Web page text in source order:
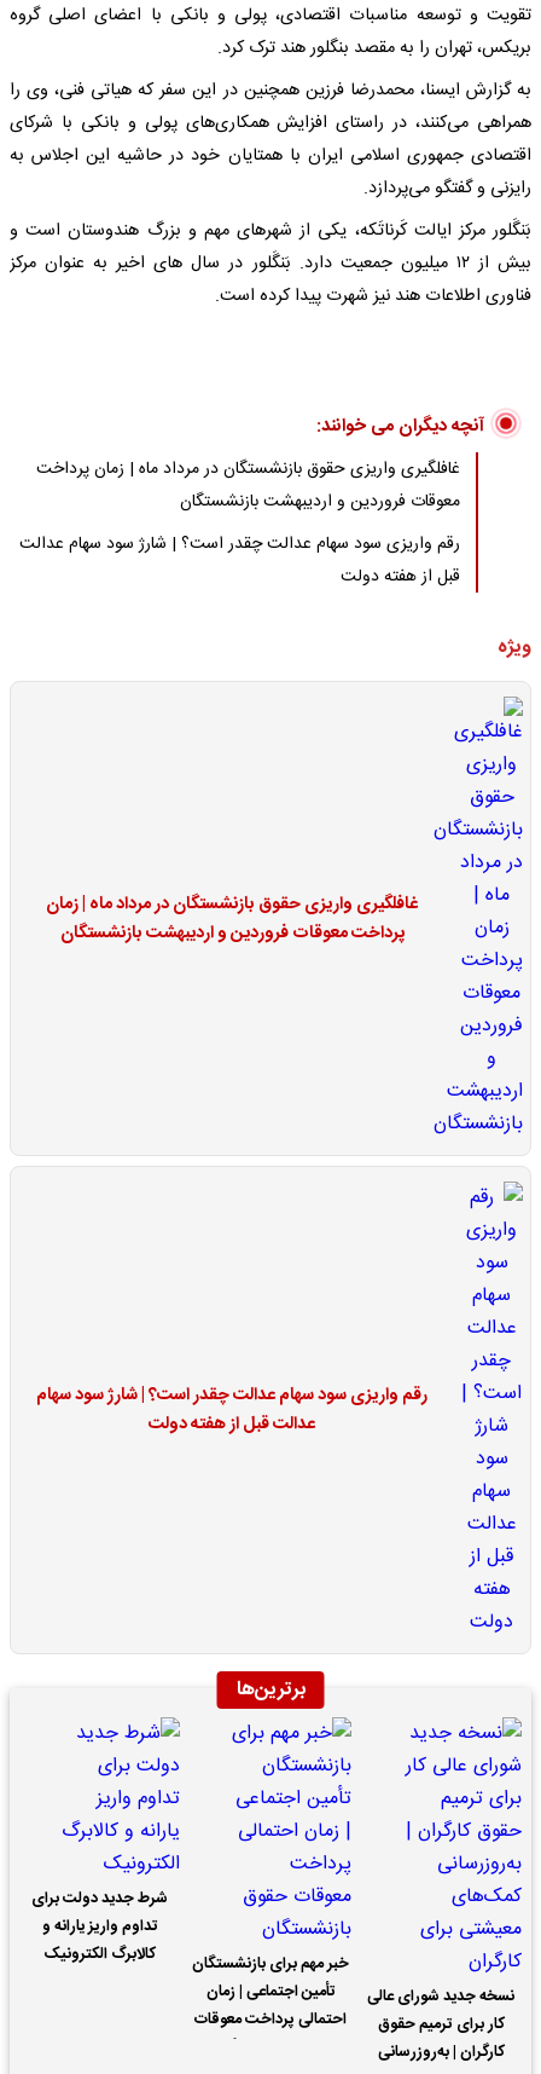
تقویت و توسعه مناسبات اقتصادی، پولی و بانکی با اعضای اصلی گروه
بریکس، تهران را به مقصد بنگلور هند ترک کرد.
به گزارش ایسنا، محمدرضا فرزین همچنین در این سفر که هیاتی فنی، وی را
همراهی می‌کنند، در راستای افزایش همکاری‌های پولی و بانکی با شرکای
اقتصادی جمهوری اسلامی ایران با همتایان خود در حاشیه این اجلاس به
رایزنی و گفتگو می‌پردازد.
بَنگَلور مرکز ایالت کَرناتَکه، یکی از شهرهای مهم و بزرگ هندوستان است و
بیش از ۱۲ میلیون جمعیت دارد. بَنگَلور در سال های اخیر به عنوان مرکز
فناوری اطلاعات هند نیز شهرت پیدا کرده است.
آنچه دیگران می خوانند:
غافلگیری واریزی حقوق بازنشستگان در مرداد ماه | زمان پرداخت
معوقات فروردین و اردیبهشت بازنشستگان
رقم واریزی سود سهام عدالت چقدر است؟ | شارژ سود سهام عدالت
قبل از هفته دولت
ویژه
غافلگیری واریزی حقوق بازنشستگان در مرداد ماه | زمان
پرداخت معوقات فروردین و اردیبهشت بازنشستگان
رقم واریزی سود سهام عدالت چقدر است؟ | شارژ سود سهام
عدالت قبل از هفته دولت
برترین‌ها
نسخه جدید شورای عالی
کار برای ترمیم حقوق
کارگران | به‌روزرسانی
خبر مهم برای بازنشستگان
تأمین اجتماعی | زمان
احتمالی پرداخت معوقات
شرط جدید دولت برای
تداوم واریز یارانه و
کالابرگ الکترونیک